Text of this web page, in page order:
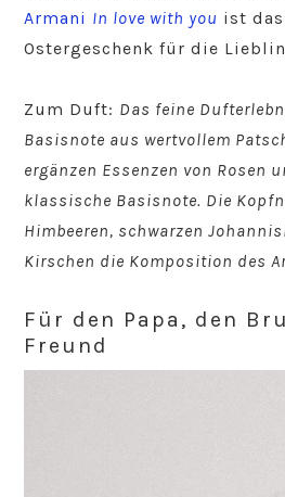
Armani In love with you ist
Ostergeschenk für die
Zum Duft: Das feine
Basisnote aus wertvollem
ergänzen Essenzen von Rosen
klassische Basisnote. Die
Himbeeren, schwarzen
Kirschen die Komposition des
Für den Papa, den
Freund